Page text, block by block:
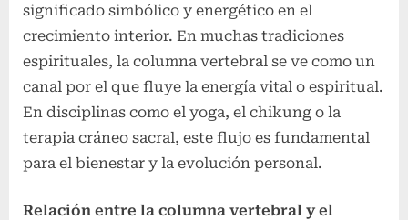
significado simbólico y energético en el
crecimiento interior. En muchas tradiciones
espirituales, la columna vertebral se ve como un
canal por el que fluye la energía vital o espiritual.
En disciplinas como el yoga, el chikung o la
terapia cráneo sacral, este flujo es fundamental
para el bienestar y la evolución personal.
Relación entre la columna vertebral y el